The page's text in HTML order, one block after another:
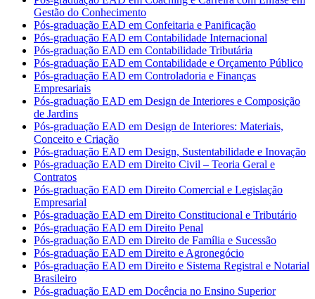
Gestão do Conhecimento
Pós-graduação EAD em Confeitaria e Panificação
Pós-graduação EAD em Contabilidade Internacional
Pós-graduação EAD em Contabilidade Tributária
Pós-graduação EAD em Contabilidade e Orçamento Público
Pós-graduação EAD em Controladoria e Finanças
Empresariais
Pós-graduação EAD em Design de Interiores e Composição
de Jardins
Pós-graduação EAD em Design de Interiores: Materiais,
Conceito e Criação
Pós-graduação EAD em Design, Sustentabilidade e Inovação
Pós-graduação EAD em Direito Civil – Teoria Geral e
Contratos
Pós-graduação EAD em Direito Comercial e Legislação
Empresarial
Pós-graduação EAD em Direito Constitucional e Tributário
Pós-graduação EAD em Direito Penal
Pós-graduação EAD em Direito de Família e Sucessão
Pós-graduação EAD em Direito e Agronegócio
Pós-graduação EAD em Direito e Sistema Registral e Notarial
Brasileiro
Pós-graduação EAD em Docência no Ensino Superior